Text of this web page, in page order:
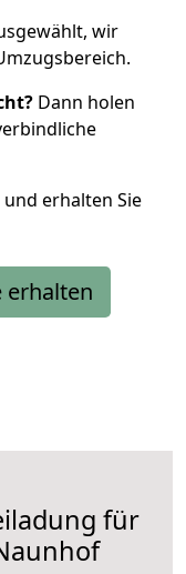
wir
Dann holen
erhalten Sie
erhalten
für